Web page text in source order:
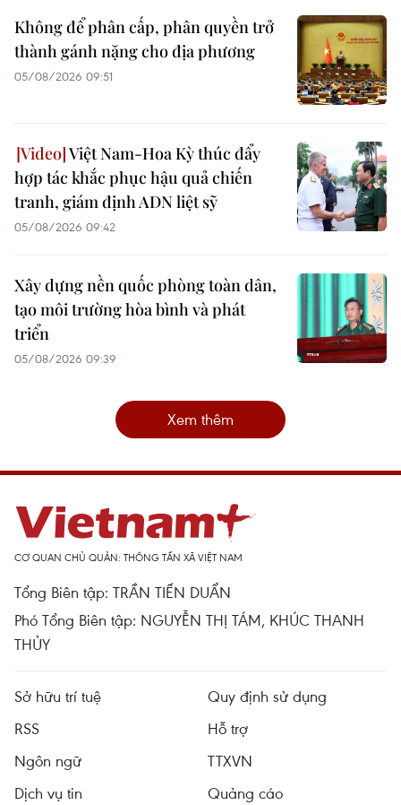
Không để phân cấp, phân quyền trở
thành gánh nặng cho địa phương
05/08/2026 09:51
Việt Nam-Hoa Kỳ thúc đẩy
hợp tác khắc phục hậu quả chiến
tranh, giám định ADN liệt sỹ
05/08/2026 09:42
Xây dựng nền quốc phòng toàn dân,
tạo môi trường hòa bình và phát
triển
05/08/2026 09:39
Xem thêm
CƠ QUAN CHỦ QUẢN: THÔNG TẤN XÃ VIỆT NAM
Tổng Biên tập: TRẦN TIẾN DUẨN
Phó Tổng Biên tập: NGUYỄN THỊ TÁM, KHÚC THANH
THỦY
Sở hữu trí tuệ
Quy định sử dụng
RSS
Hỗ trợ
Ngôn ngữ
TTXVN
Dịch vụ tin
Quảng cáo